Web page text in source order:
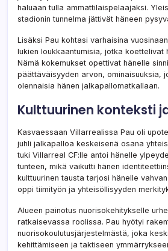
haluaan tulla ammattilaispelaajaksi.
stadionin tunnelma jättivät häneen
Lisäksi Pau kohtasi varhaisina
lukien loukkaantumisia, jotka koettelivat
Nämä kokemukset opettivat hänelle
päättäväisyyden arvon, ominaisuuksia,
olennaisia hänen jalkapallomatkallaan.
Kulttuurinen konteksti
Kasvaessaan Villarrealissa Pau oli
juhli jalkapalloa keskeisenä osana
tuki Villarreal CF:lle antoi hänelle
tunteen, mikä vaikutti hänen
kulttuurinen tausta tarjosi hänelle
oppi tiimityön ja yhteisöllisyyden
Alueen painotus nuorisokehitykselle
ratkaisevassa roolissa. Pau hyötyi
nuorisokoulutusjärjestelmästä, joka
kehittämiseen ja taktiseen